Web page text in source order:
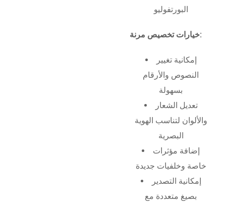
البورتفوليو
خيارات تخصيص مرنة:
إمكانية تغيير
النصوص والأرقام
بسهولة
تعديل الشعار
والألوان لتناسب الهوية
البصرية
إضافة مؤثرات
خاصة وخلفيات جديدة
إمكانية التصدير
بصيغ متعددة مع